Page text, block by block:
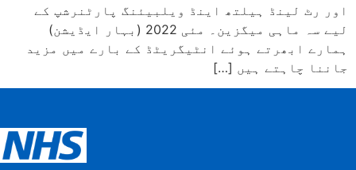
اور رٹ لینڈ ہیلتھ اینڈ ویلبیئنگ پارٹنرشپ کے
لیے سہ ماہی میگزین۔ مئی 2022 (بہار ایڈیشن)
ہمارے ابھرتے ہوئے انٹیگریٹڈ کے بارے میں مزید
جاننا چاہتے ہیں […]